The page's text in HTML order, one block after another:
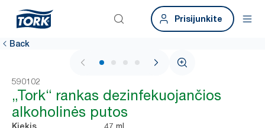
Prisijunkite
Back
1 / 4
590102
„Tork“ rankas dezinfekuojančios
alkoholinės putos
47 ml